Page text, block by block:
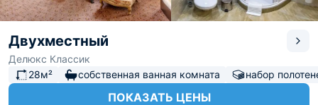
Двухместный
Делюкс Классик
28м²
собственная ванная комната набор
ПОКАЗАТЬ ЦЕНЫ